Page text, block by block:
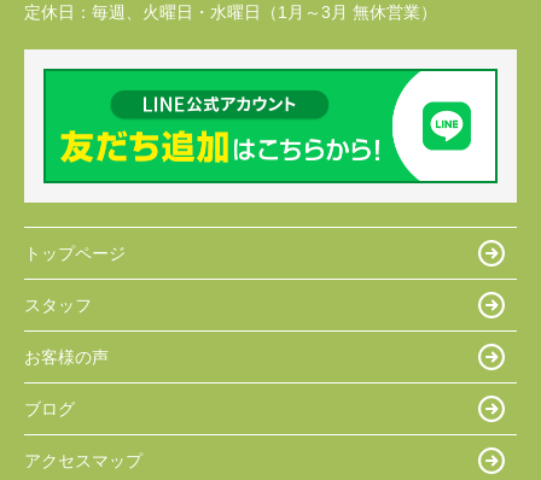
定休日： 毎週、火曜日・水曜日（1月～3月 無休営業）
トップページ
スタッフ
お客様の声
ブログ
アクセスマップ